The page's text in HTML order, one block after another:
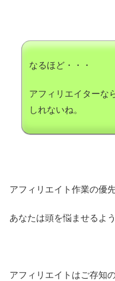
なるほど・・・
アフィリエイターな
しれないね。
アフィリエイト作業の優先
あなたは頭を悩ませるよ
アフィリエイトはご存知の